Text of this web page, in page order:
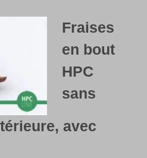
Fraises
en bout
HPC
sans
avec